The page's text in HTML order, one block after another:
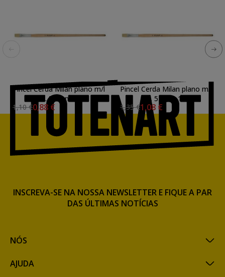
Pincel Cerda Milan plano m/l
s. 522, n. 7
1,10 €0,88 €
Pincel Cerda Milan plano m/l
s. 522, n. 10
1,35 €1,08 €
NÓS
AJUDA
INSCREVA-SE NA NOSSA NEWSLETTER E FIQUE A PAR
DAS ÚLTIMAS NOTÍCIAS